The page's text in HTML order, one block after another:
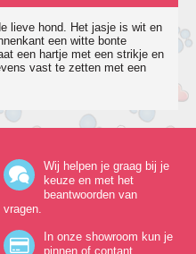
lieve hond. Het jasje is wit en
een witte bonte
een hartje met een strikje en
vast te zetten met een
Wij helpen je graag bij je
keuze en met het
beantwoorden van
vragen.
In onze showroom kun je
pinnen of contant